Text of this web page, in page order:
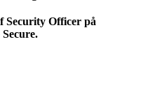
Security Officer på